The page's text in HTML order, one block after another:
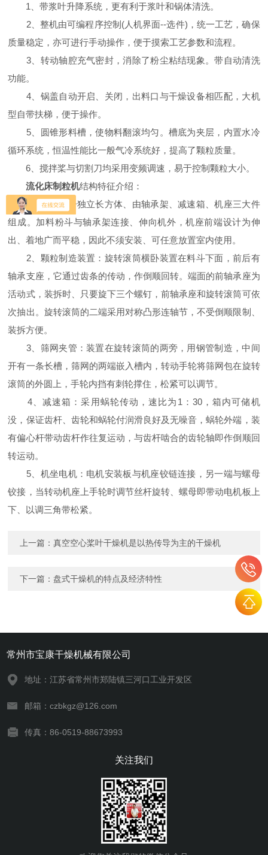
1、带浆叶升降系统，更有利于浆叶和锅体清洗。
2、整机由可编程序控制(人机界面--选件)，统一工艺，确保
质量稳定，亦可进行手动操作，便于摸索工艺参数和流程。
3、转动轴腔充气密封，消除了粉尘粘结现象。带自动清洗
功能。
4、锅盖自动开启、关闭，出料口与干燥设备相匹配，大机
型自带扶梯，便于操作。
5、圆锥形料槽，使物料翻滚均匀。槽底为夹层，内置水冷
循环系统，恒温性能比一般气冷系统好，提高了颗粒质量。
6、搅拌桨与切割刀均采用变频调速，易于控制颗粒大小。
流化床制粒机结构特征介绍：
1、机身为一独立长方体、由轴承架、减速箱、机座三大件
组成。加料粉斗与轴承架连接、伸向机外，机座前端设计为伸
出、着地广而平稳，因此不须安装、可任意放置室内使用。
2、颗粒制造装置：旋转滚筒横卧装置在料斗下面，前后有
轴承支座，它通过齿条的传动，作倒顺回转。端面的前轴承座为
活动式，装拆时、只要旋下三个螺钉，前轴承座和旋转滚筒可依
次抽出。旋转滚筒的二端采用对称凸形连轴节，不受倒顺限制、
装拆方便。
3、筛网夹管：装置在旋转滚筒的两旁，用钢管制造，中间
开有一条长槽，筛网的两端嵌入槽内，转动手轮将筛网包在旋转
滚筒的外圆上，手轮内挡有刺轮撑住，松紧可以调节。
4、减速箱：采用蜗轮传动，速比为1：30，箱内可储机
没，保证齿杆、齿轮和蜗轮付润滑良好及无噪音，蜗轮外端，装
有偏心杆带动齿杆作往复运动，与齿杆啮合的齿轮轴即作倒顺回
转运动。
5、机坐电机：电机安装板与机座铰链连接，另一端与螺母
铰接，当转动机座上手轮时调节丝杆旋转、螺母即带动电机板上
下、以调三角带松紧。
上一篇：真空空心桨叶干燥机是以热传导为主的干燥机
下一篇： 盘式干燥机的特点及经济特性
常州市宝康干燥机械有限公司
地址：江苏省常州市郑陆镇三河口工业开发区
邮箱：czbkgz@126.com
传真：86-0519-88673993
关注我们